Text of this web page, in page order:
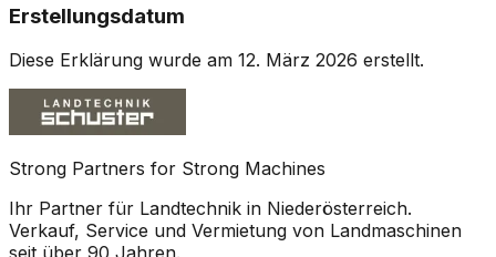
Erstellungsdatum
Diese Erklärung wurde am 12. März 2026 erstellt.
Strong Partners for Strong Machines
Ihr Partner für Landtechnik in Niederösterreich.
Verkauf, Service und Vermietung von Landmaschinen